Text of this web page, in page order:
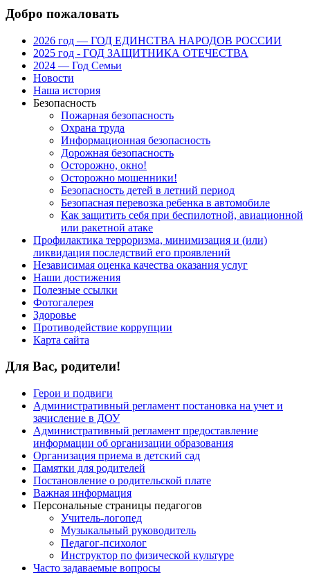
Добро пожаловать
2026 год — ГОД ЕДИНСТВА НАРОДОВ РОССИИ
2025 год - ГОД ЗАЩИТНИКА ОТЕЧЕСТВА
2024 — Год Семьи
Новости
Наша история
Безопасность
Пожарная безопасность
Охрана труда
Информационная безопасность
Дорожная безопасность
Осторожно, окно!
Осторожно мошенники!
Безопасность детей в летний период
Безопасная перевозка ребенка в автомобиле
Как защитить себя при беспилотной, авиационной
или ракетной атаке
Профилактика терроризма, минимизация и (или)
ликвидация последствий его проявлений
Независимая оценка качества оказания услуг
Наши достижения
Полезные ссылки
Фотогалерея
Здоровье
Противодействие коррупции
Карта сайта
Для Вас, родители!
Герои и подвиги
Административный регламент постановка на учет и
зачисление в ДОУ
Административный регламент предоставление
информации об организации образования
Организация приема в детский сад
Памятки для родителей
Постановление о родительской плате
Важная информация
Персональные страницы педагогов
Учитель-логопед
Музыкальный руководитель
Педагог-психолог
Инструктор по физической культуре
Часто задаваемые вопросы